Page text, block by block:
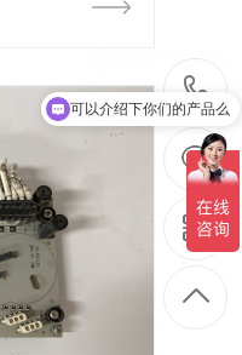
可以介绍下你们的产品么